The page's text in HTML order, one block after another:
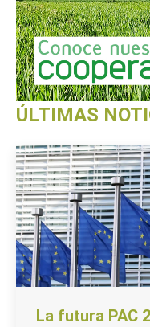
ÚLTIMAS
La futura PAC